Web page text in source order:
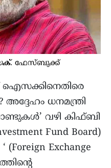
. ഫേസ്ബുക്ക്
ധനമന്ത്രി
വഴി കിഫ്ബി
Fund Board)
Exchange